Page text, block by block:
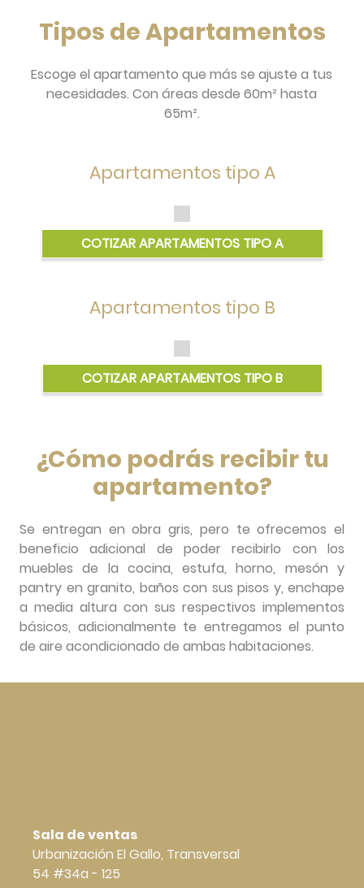
Tipos de Apartamentos
Escoge el apartamento que más se ajuste a tus
necesidades.Con áreas desde 60m² hasta
65m².
Apartamentos tipo A
Apartamentos tipo B
¿Cómo podrás recibir tu
apartamento?
Se entregan en obra gris, pero te ofrecemos el
beneficio adicional de poder recibirlo con los
muebles de la cocina, estufa, horno, mesón y
pantry en granito, baños con sus pisos y, enchape
a media altura con sus respectivos implementos
básicos, adicionalmente te entregamos el punto
de aire acondicionado de ambas habitaciones.
Sala de ventas
Urbanización El Gallo, Transversal
54 #34a - 125